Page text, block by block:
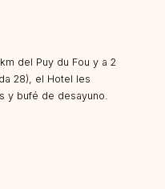
del Puy du Fou y a 2
28), el Hotel les
y bufé de desayuno.